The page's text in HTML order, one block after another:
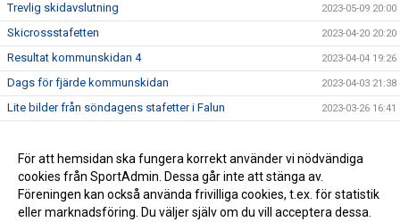
Trevlig skidavslutning 2023-05-09 20:00
Skicrossstafetten 2023-04-20 20:20
Resultat kommunskidan 4 2023-04-04 19:26
Dags för fjärde kommunskidan 2023-04-03 21:38
Lite bilder från söndagens stafetter i Falun 2023-03-26 16:41
Resultat kommunskidan deltävling 3 2023-03-24 06:10
Välkomna till Svegs IK Skidsektion! 2022-09-29 19:38
För att hemsidan ska fungera korrekt använder vi nödvändiga
cookies från SportAdmin. Dessa går inte att stänga av.
Föreningen kan också använda frivilliga cookies, t.ex. för statistik
eller marknadsföring. Du väljer själv om du vill acceptera dessa.